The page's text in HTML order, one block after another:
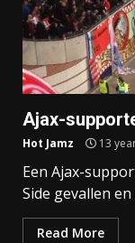
Ajax-
Hot Jamz 13
Een Ajax-
Side gevallen
Read More